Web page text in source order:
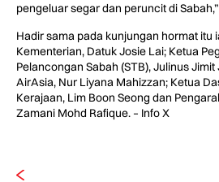
pengeluar segar dan peruncit di
Hadir sama pada kunjungan hormat itu
Kementerian, Datuk Josie Lai; Ketua
Pelancongan Sabah (STB), Julinus
AirAsia, Nur Liyana Mahizzan; Ketua
Kerajaan, Lim Boon Seong dan
Zamani Mohd Rafique. – Info X